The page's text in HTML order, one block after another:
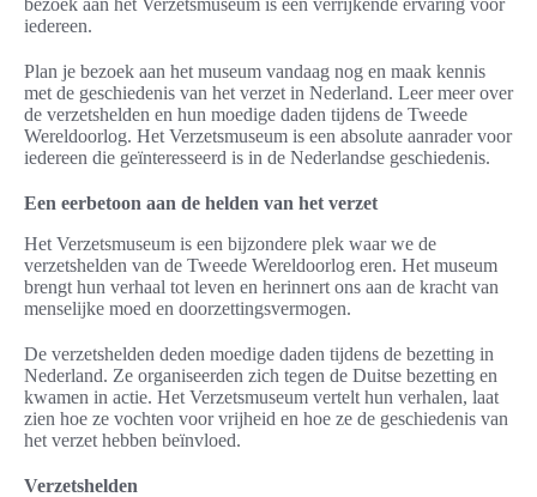
iedereen.
Plan je bezoek aan het museum vandaag nog en maak kennis
met de geschiedenis van het verzet in Nederland. Leer meer over
de verzetshelden en hun moedige daden tijdens de Tweede
Wereldoorlog. Het Verzetsmuseum is een absolute aanrader voor
iedereen die geïnteresseerd is in de Nederlandse geschiedenis.
Een eerbetoon aan de helden van het verzet
Het Verzetsmuseum is een bijzondere plek waar we de
verzetshelden van de Tweede Wereldoorlog eren. Het museum
brengt hun verhaal tot leven en herinnert ons aan de kracht van
menselijke moed en doorzettingsvermogen.
De verzetshelden deden moedige daden tijdens de bezetting in
Nederland. Ze organiseerden zich tegen de Duitse bezetting en
kwamen in actie. Het Verzetsmuseum vertelt hun verhalen, laat
zien hoe ze vochten voor vrijheid en hoe ze de geschiedenis van
het verzet hebben beïnvloed.
Verzetshelden